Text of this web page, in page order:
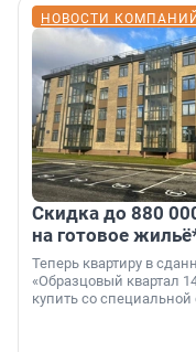
НОВОСТИ КОМПАНИЙ
Скидка до 880
на готовое
Теперь квартиру в
«Образцовый квартал
купить со специальной